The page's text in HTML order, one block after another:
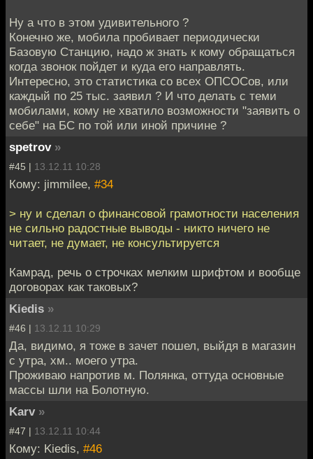
Ну а что в этом удивительного ?
Конечно же, мобила пробивает периодически
Базовую Станцию, надо ж знать к кому обращаться
когда звонок пойдет и куда его направлять.
Интересно, это статистика со всех ОПСОСов, или
каждый по 25 тыс. заявил ? И что делать с теми
мобилами, кому не хватило возможности "заявить о
себе" на БС по той или иной причине ?
spetrov »
#45 | 13.12.11 10:28
Кому: jimmilee, #34
> ну и сделал о финансовой грамотности населения
не сильно радостные выводы - никто ничего не
читает, не думает, не консультируется
Камрад, речь о строчках мелким шрифтом и вообще
договорах как таковых?
Kiedis »
#46 | 13.12.11 10:29
Да, видимо, я тоже в зачет пошел, выйдя в магазин
с утра, хм.. моего утра.
Проживаю напротив м. Полянка, оттуда основные
массы шли на Болотную.
Karv »
#47 | 13.12.11 10:44
Кому: Kiedis, #46